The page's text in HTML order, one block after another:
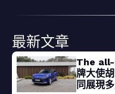
最新文章
The all-
牌大使
同展現